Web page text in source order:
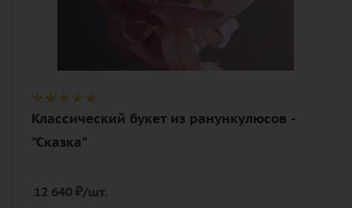
Классический букет из ранункулюсов -
"Сказка"
12 640 ₽/шт.